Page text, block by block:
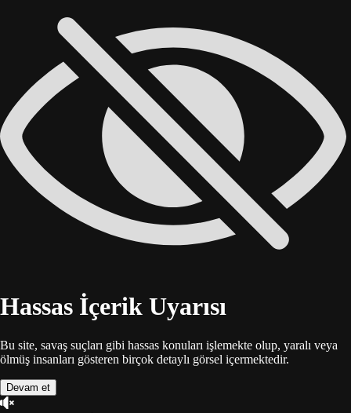
Hassas İçerik Uyarısı
Bu site, savaş suçları gibi hassas konuları işlemekte olup, yaralı veya
ölmüş insanları gösteren birçok detaylı görsel içermektedir.
Devam et